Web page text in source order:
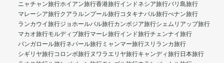
ニャチャン旅行ホイアン旅行香港旅行インドネシア旅行バリ島旅行
マレーシア旅行クアラルンプール旅行コタキナバル旅行ぺナン旅行
ランカウイ旅行ジョホールバル旅行カンボジア旅行シェムリアップ旅行
マカオ旅行モルディブ旅行マーレ旅行インド旅行チェンナイ旅行
バンガロール旅行ネパール旅行 ミャンマー旅行スリランカ旅行
シギリヤ旅行コロンボ旅行ヌワラエリヤ旅行キャンディ旅行日本旅行